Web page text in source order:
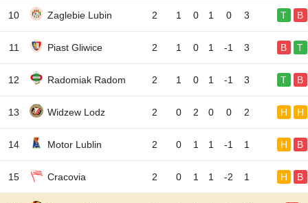
10 Zaglebie Lubin 2 1 0 1 0 3 T B
11 Piast Gliwice 2 1 0 1 -1 3 B T
12 Radomiak Radom 2 1 0 1 -1 3 T B
13 Widzew Lodz 2 0 2 0 0 2 H H
14 Motor Lublin 2 0 1 1 -1 1 H B
15 Cracovia 2 0 1 1 -2 1 H B